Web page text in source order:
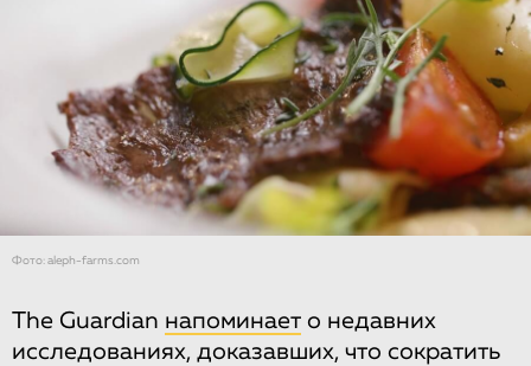
Фото: aleph-farms.com
The Guardian напоминает о недавних
исследованиях, доказавших, что сократить